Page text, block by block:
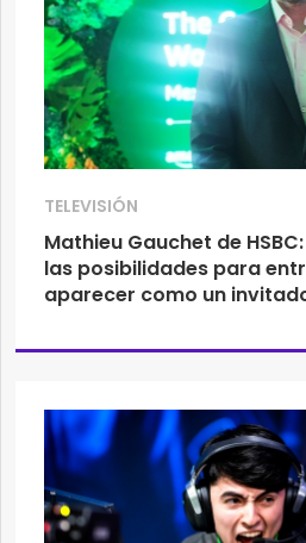
TELEVISIÓN
Mathieu Gauchet de
las posibilidades para
aparecer como un